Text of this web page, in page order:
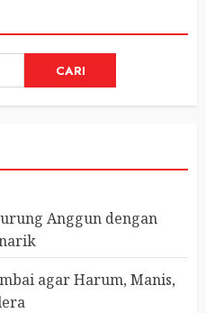
CARI
Anggun dengan
agar Harum, Manis,